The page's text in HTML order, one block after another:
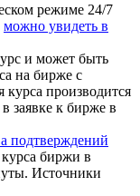
режиме 24/7
можно увидеть в
и может быть
на бирже с
производится
заявке к бирже в
подтверждений
биржи в
Источники